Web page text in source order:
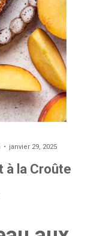
janvier 29, 2025
à la Croûte